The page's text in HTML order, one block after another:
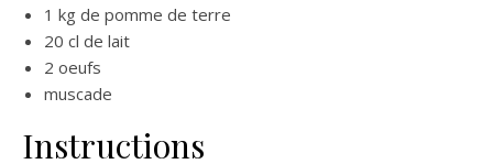
1 kg de pomme de terre
20 cl de lait
2 oeufs
muscade
Instructions